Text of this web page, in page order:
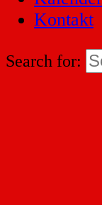
Kontakt
Search for: